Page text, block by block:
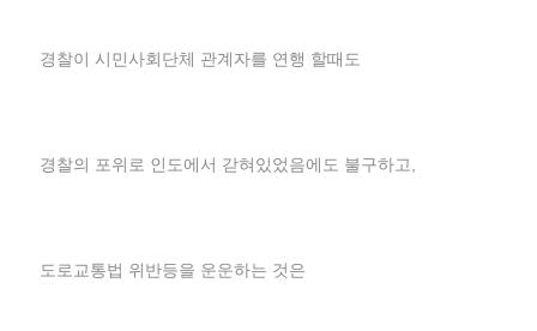
경찰이 시민사회단체 관계자를 연행 할때도
경찰의 포위로 인도에서 갇혀있었음에도 불구하고,
도로교통법 위반등을 운운하는 것은